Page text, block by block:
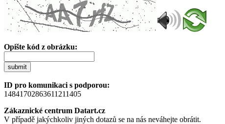
Opište kód z obrázku:
submit
ID pro komunikaci s podporou:
14841702863611211405
Zákaznické centrum Datart.cz
V případě jakýchkoliv jiných dotazů se na nás neváhejte obrátit.